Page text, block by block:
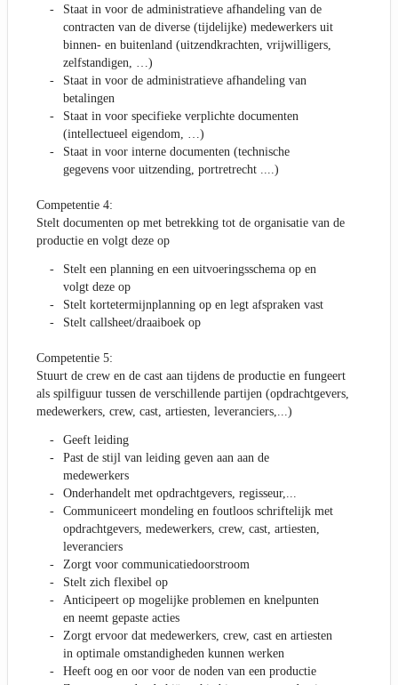
Staat in voor de administratieve afhandeling van de
contracten van de diverse (tijdelijke) medewerkers uit
binnen- en buitenland (uitzendkrachten, vrijwilligers,
zelfstandigen, …)
Staat in voor de administratieve afhandeling van
betalingen
Staat in voor specifieke verplichte documenten
(intellectueel eigendom, …)
Staat in voor interne documenten (technische
gegevens voor uitzending, portretrecht ....)
Competentie 4:
Stelt documenten op met betrekking tot de organisatie van de
productie en volgt deze op
Stelt een planning en een uitvoeringsschema op en
volgt deze op
Stelt kortetermijnplanning op en legt afspraken vast
Stelt callsheet/draaiboek op
Competentie 5:
Stuurt de crew en de cast aan tijdens de productie en fungeert
als spilfiguur tussen de verschillende partijen (opdrachtgevers,
medewerkers, crew, cast, artiesten, leveranciers,...)
Geeft leiding
Past de stijl van leiding geven aan aan de
medewerkers
Onderhandelt met opdrachtgevers, regisseur,...
Communiceert mondeling en foutloos schriftelijk met
opdrachtgevers, medewerkers, crew, cast, artiesten,
leveranciers
Zorgt voor communicatiedoorstroom
Stelt zich flexibel op
Anticipeert op mogelijke problemen en knelpunten
en neemt gepaste acties
Zorgt ervoor dat medewerkers, crew, cast en artiesten
in optimale omstandigheden kunnen werken
Heeft oog en oor voor de noden van een productie